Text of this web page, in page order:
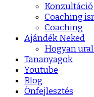
Konzultáció
Coaching
Coaching
Ajándék Neked
Hogyan
Tananyagok
Youtube
Blog
Önfejlesztés